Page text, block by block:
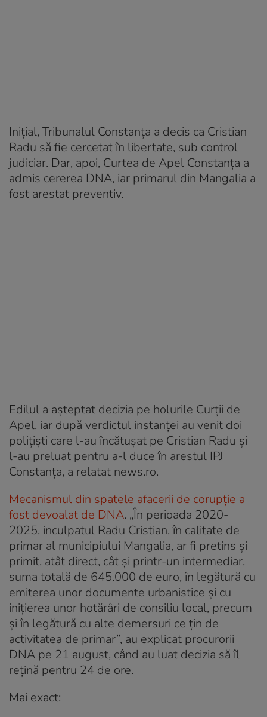
Inițial, Tribunalul Constanţa a decis ca Cristian
Radu să fie cercetat în libertate, sub control
judiciar. Dar, apoi, Curtea de Apel Constanţa a
admis cererea DNA, iar primarul din Mangalia a
fost arestat preventiv.
Edilul a aşteptat decizia pe holurile Curţii de
Apel, iar după verdictul instanței au venit doi
poliţişti care l-au încătuşat pe Cristian Radu şi
l-au preluat pentru a-l duce în arestul IPJ
Constanţa, a relatat news.ro.
Mecanismul din spatele afacerii de corupție a
fost devoalat de DNA. „În perioada 2020-
2025, inculpatul Radu Cristian, în calitate de
primar al municipiului Mangalia, ar fi pretins și
primit, atât direct, cât și printr-un intermediar,
suma totală de 645.000 de euro, în legătură cu
emiterea unor documente urbanistice și cu
inițierea unor hotărâri de consiliu local, precum
și în legătură cu alte demersuri ce țin de
activitatea de primar”, au explicat procurorii
DNA pe 21 august, când au luat decizia să îl
rețină pentru 24 de ore.
Mai exact: